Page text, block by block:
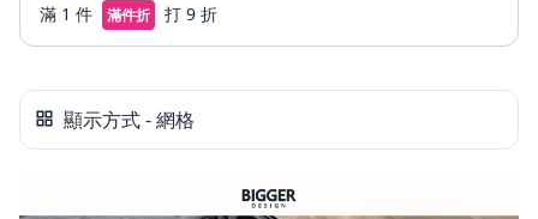
滿 1 件 滿件折 打 9 折
顯示方式 - 網格